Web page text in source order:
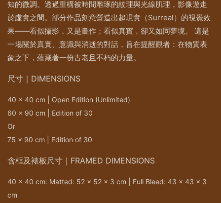
知的微調。透過重構被時間雕琢的紋理與光線肌理，影像遊走
於虛實之間。部分作品刻意營造出超現實（Surreal）的視覺效
果——看似攝影，又是畫作；看似真實，卻又如同夢境。 這是
一場關於真實、意識與消逝的對話，旨在提醒觀者：在物質表
象之下，蘊藏著一份古老且不朽的力量。
尺寸｜DIMENSIONS
40 x 40 cm | Open Edition (Unlimited)
60 x 90 cm | Edition of 30
Or
75 x 90 cm | Edition of 30
含框及裱板尺寸｜FRAMED DIMENSIONS
40 x 40 cm: Matted: 52 x 52 x 3 cm | Full Bleed: 43 x 43 x 3
cm